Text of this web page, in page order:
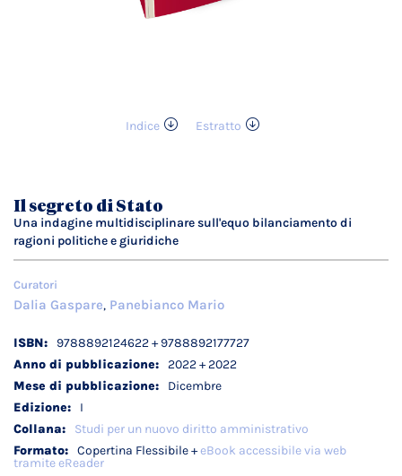
Indice
Estratto
galleria
di
immagini
Il segreto di Stato
Una indagine multidisciplinare sull'equo bilanciamento di
ragioni politiche e giuridiche
Curatori
Dalia Gaspare, Panebianco Mario
Dettagli
tecnici
9788892124622 + 9788892177727
2022 + 2022
Dicembre
I
Studi per un nuovo diritto amministrativo
Copertina Flessibile +eBook accessibile via web
tramite eReader